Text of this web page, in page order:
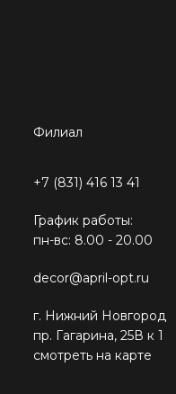
Филиал
+7 (831) 416 13 41
График работы:
пн-вс: 8.00 - 20.00
decor@april-opt.ru
г. Нижний Новгород
пр. Гагарина, 25В к 1
смотреть на карте